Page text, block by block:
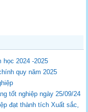
học 2024 -2025
quy năm 2025
tốt nghiệp ngày 25/09/24
đạt thành tích Xuất sắc,